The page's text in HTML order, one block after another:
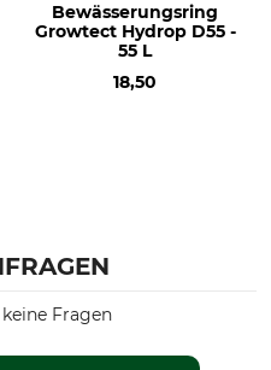
Bewässerungsring
Growtect Hydrop D55 -
55 L
18,50
Fragen